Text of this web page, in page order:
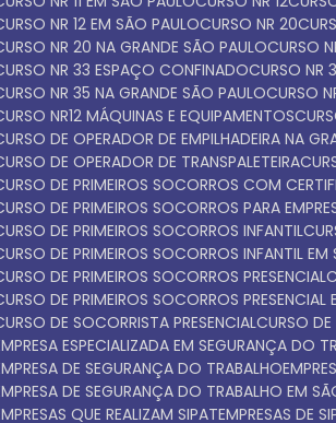
CURSO NR 12 EM SÃO PAULO CURSO NR 20
CURSO NR 20 NA GRANDE SÃO PAULO CURSO
CURSO NR 33 ESPAÇO CONFINADO CURSO
CURSO NR 35 NA GRANDE SÃO PAULO CURSO
CURSO NR12 MÁQUINAS E EQUIPAMENTOS
CURSO DE OPERADOR DE EMPILHADEIRA NA
CURSO DE OPERADOR DE TRANSPALETEIRA
CURSO DE PRIMEIROS SOCORROS COM
CURSO DE PRIMEIROS SOCORROS PARA
CURSO DE PRIMEIROS SOCORROS INFANTIL
CURSO DE PRIMEIROS SOCORROS INFANTIL
CURSO DE PRIMEIROS SOCORROS PRESENCIAL
CURSO DE PRIMEIROS SOCORROS
CURSO DE SOCORRISTA PRESENCIAL CURSO
EMPRESA ESPECIALIZADA EM SEGURANÇA DO
EMPRESA DE SEGURANÇA DO TRABALHO
EMPRESA DE SEGURANÇA DO TRABALHO EM
EMPRESAS QUE REALIZAM SIPAT EMPRESAS DE